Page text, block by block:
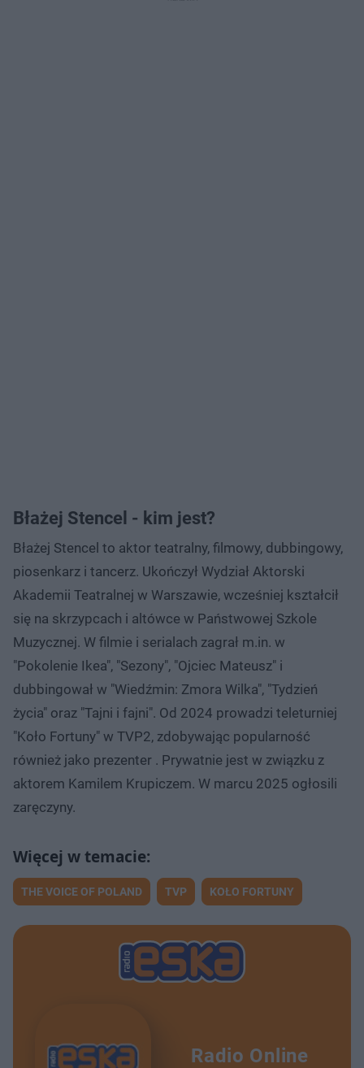
Błażej Stencel - kim jest?
Błażej Stencel to aktor teatralny, filmowy, dubbingowy,
piosenkarz i tancerz. Ukończył Wydział Aktorski
Akademii Teatralnej w Warszawie, wcześniej kształcił
się na skrzypcach i altówce w Państwowej Szkole
Muzycznej. W filmie i serialach zagrał m.in. w
"Pokolenie Ikea", "Sezony", "Ojciec Mateusz" i
dubbingował w "Wiedźmin: Zmora Wilka", "Tydzień
życia" oraz "Tajni i fajni". Od 2024 prowadzi teleturniej
"Koło Fortuny" w TVP2, zdobywając popularność
również jako prezenter . Prywatnie jest w związku z
aktorem Kamilem Krupiczem. W marcu 2025 ogłosili
zaręczyny.
THE VOICE OF POLAND TVP KOŁO FORTUNY
Radio Online